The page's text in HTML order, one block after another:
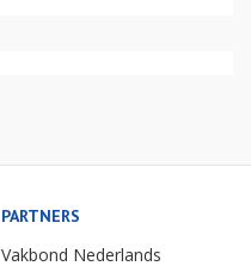
PARTNERS
Vakbond Nederlands